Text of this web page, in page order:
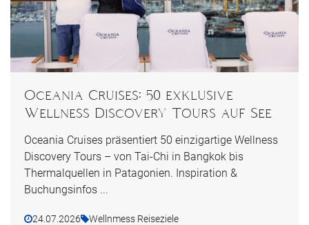
Oceania Cruises: 50 exklusive
Wellness Discovery Tours auf See
Oceania Cruises präsentiert 50 einzigartige Wellness
Discovery Tours – von Tai-Chi in Bangkok bis
Thermalquellen in Patagonien. Inspiration &
Buchungsinfos ...
24.07.2026 Wellnmess Reiseziele